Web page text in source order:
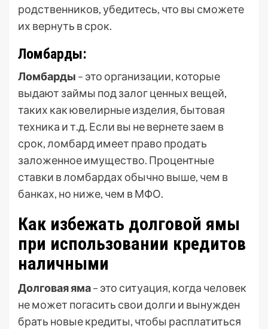
родственников, убедитесь, что вы сможете
их вернуть в срок.
Ломбарды:
Ломбарды – это организации, которые
выдают займы под залог ценных вещей,
таких как ювелирные изделия, бытовая
техника и т.д. Если вы не вернете заем в
срок, ломбард имеет право продать
заложенное имущество. Процентные
ставки в ломбардах обычно выше, чем в
банках, но ниже, чем в МФО.
Как избежать долговой ямы
при использовании кредитов
наличными
Долговая яма– это ситуация, когда человек
не может погасить свои долги и вынужден
брать новые кредиты, чтобы расплатиться